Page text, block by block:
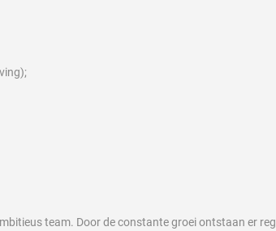
team. Door de constante groei ontstaan er